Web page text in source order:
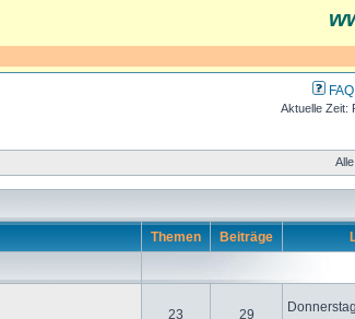
FAQ
Aktuelle Zeit:
Themen Beiträge
23 29